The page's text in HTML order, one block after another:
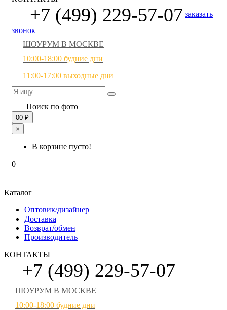
+7 (499) 229-57-07 заказать
звонок
ШОУРУМ В МОСКВЕ
10:00-18:00 будние дни
11:00-17:00 выходные дни
Поиск по фото
00 ₽
×
В корзине пусто!
0
Каталог
Оптовик/дизайнер
Доставка
Возврат/обмен
Производитель
КОНТАКТЫ
+7 (499) 229-57-07
ШОУРУМ В МОСКВЕ
10:00-18:00 будние дни